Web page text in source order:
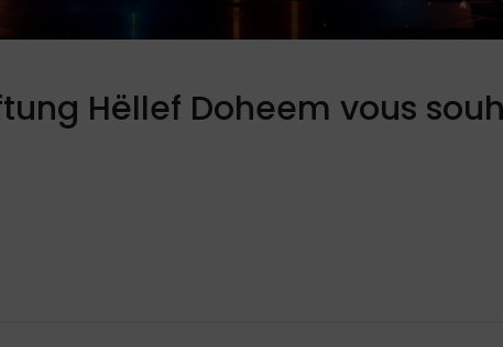
Hëllef Doheem vous